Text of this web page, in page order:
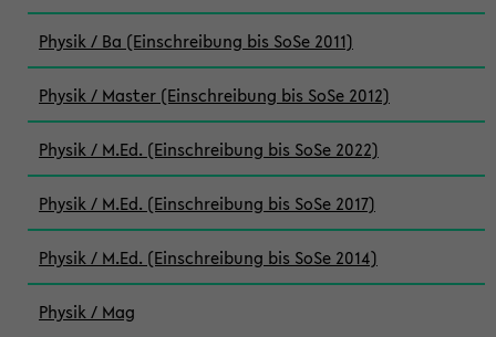
Physik / Ba (Einschreibung bis SoSe 2011)
Physik / Master (Einschreibung bis SoSe 2012)
Physik / M.Ed. (Einschreibung bis SoSe 2022)
Physik / M.Ed. (Einschreibung bis SoSe 2017)
Physik / M.Ed. (Einschreibung bis SoSe 2014)
Physik / Mag